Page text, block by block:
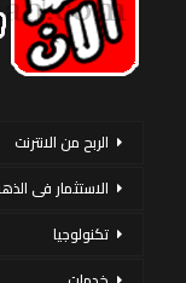
الربح من الانترنت
الاستثمار فى
تكنولوجيا